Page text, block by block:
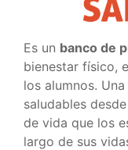
Es un banco de
bienestar físico,
los alumnos.
saludables
de vida que los
largo de sus